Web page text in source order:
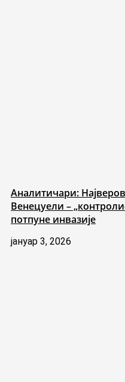
Аналитичари:
Венецуели –
потпуне инвазије
јануар 3, 2026